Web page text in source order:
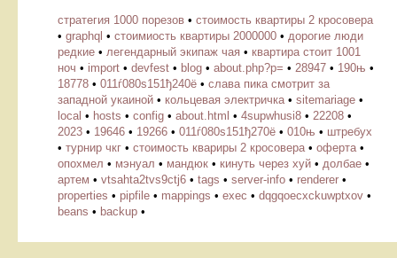
стратегия 1000 порезов • стоимость квартиры 2 кросовера
• graphql • стоимиость квартиры 2000000 • дорогие люди
редкие • легендарный экипаж чая • квартира стоит 1001
ноч • import • devfest • blog • about.php?p= • 28947 • 190њ •
18778 • 011ѓ080ѕ151ђ240ё • слава пика смотрит за
западной укаиной • кольцевая электричка • sitemariage •
local • hosts • config • about.html • 4supwhusi8 • 22208 •
2023 • 19646 • 19266 • 011ѓ080ѕ151ђ270ё • 010њ • штребух
• турнир чкг • стоимость квариры 2 кросовера • оферта •
опохмел • мэнуал • мандюк • кинуть через хуй • долбае •
артем • vtsahta2tvs9ctj6 • tags • server-info • renderer •
properties • pipfile • mappings • exec • dqgqoecxckuwptxov •
beans • backup •